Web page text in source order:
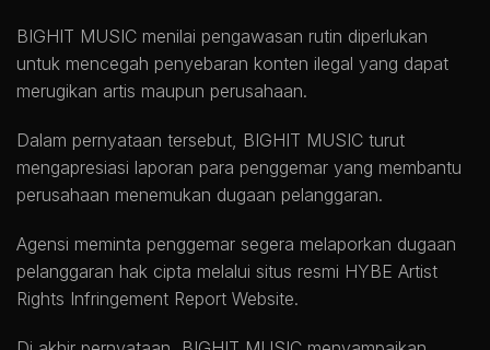
BIGHIT MUSIC menilai pengawasan rutin diperlukan
untuk mencegah penyebaran konten ilegal yang dapat
merugikan artis maupun perusahaan.
Dalam pernyataan tersebut, BIGHIT MUSIC turut
mengapresiasi laporan para penggemar yang membantu
perusahaan menemukan dugaan pelanggaran.
Agensi meminta penggemar segera melaporkan dugaan
pelanggaran hak cipta melalui situs resmi HYBE Artist
Rights Infringement Report Website.